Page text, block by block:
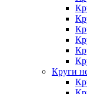
Круги